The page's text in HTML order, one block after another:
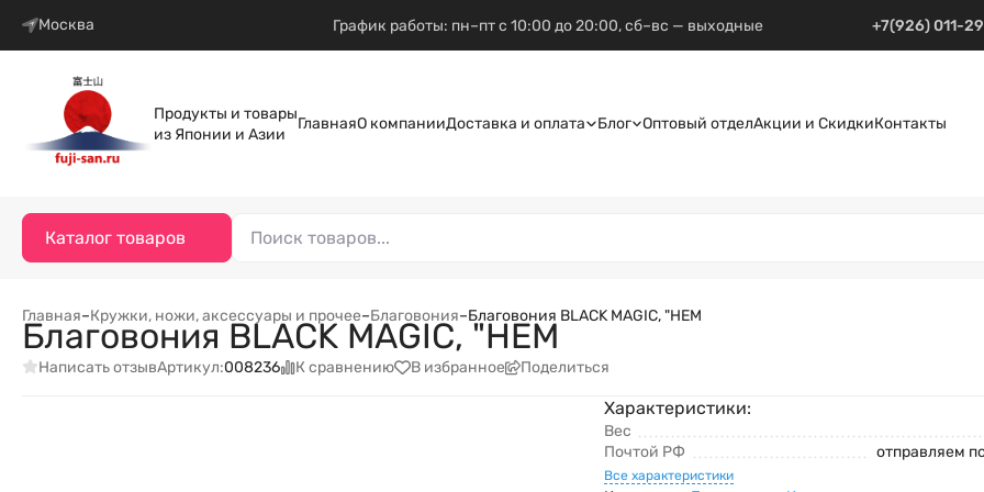
Москва График работы: пн–пт с 10:00 до 20:00, сб–вс — выходные +7(926) 011-
Продукты и товары
из Японии и Азии
ГлавнаяО компанииДоставка и оплата Блог Оптовый отделАкции и СкидкиКонтакты
Каталог товаров
Главная–Кружки, ножи, аксессуары и прочее–Благовония–Благовония BLACK MAGIC, "HEM
Благовония BLACK MAGIC, "HEM
Написать отзывАртикул:008236 К сравнению В избранное Поделиться
Характеристики:
Вес
Почтой РФ
отправляем
Все характеристики